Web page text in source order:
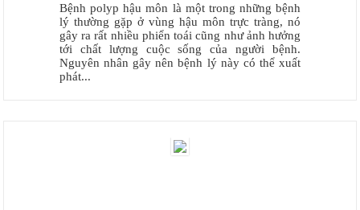
Bệnh polyp hậu môn là một trong những bệnh
lý thường gặp ở vùng hậu môn trực tràng, nó
gây ra rất nhiều phiển toái cũng như ảnh hưởng
tới chất lượng cuộc sống của người bệnh.
Nguyên nhân gây nên bệnh lý này có thể xuất
phát...